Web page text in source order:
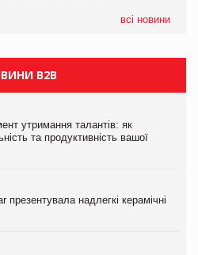
всі новини
B2B
утримання талантів: як
та продуктивність вашої
надлегкі керамічні